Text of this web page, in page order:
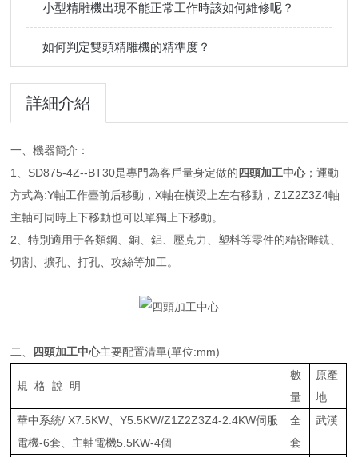
小型精雕機出現不能正常工作時該如何維修呢？
如何判定雙頭精雕機的精準度？
詳細介紹
一、機器簡介：
1、SD875-4Z--BT30是專門為客戶量身定做的 四頭加工中心；運動
方式為:Y軸工作臺前后移動，X軸在橫梁上左右移動，Z1Z2Z3Z4軸
主軸可同時上下移動也可以單獨上下移動。
2、特別適用于各類鋼、銅、鋁、壓克力、塑料等零件的精密雕銑、
切割、擴孔、打孔、攻絲等加工。
二、 四頭加工中心主要配置清單(單位:mm)
規 格 說 明
數
量
原產
地
華中系統/ X7.5KW、Y5.5KW/Z1Z2Z3Z4-2.4KW伺服
電機-6套、主軸電機5.5KW-4個
全
套
武漢